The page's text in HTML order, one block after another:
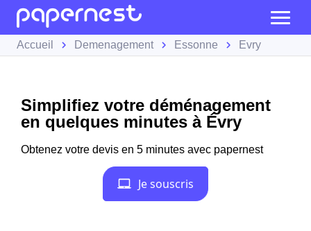
Accueil Demenagement Essonne Évry